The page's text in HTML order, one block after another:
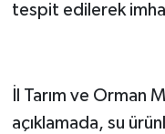
tespit edilerek
İl Tarım ve Orman
açıklamada, su